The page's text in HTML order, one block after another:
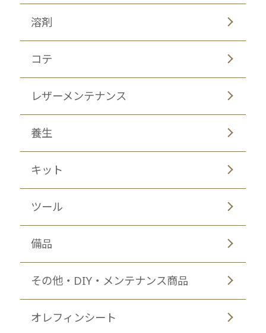
溶剤
コテ
レザーメンテナンス
養生
キット
ツール
備品
その他・DIY・メンテナンス商品
オレフィンシート